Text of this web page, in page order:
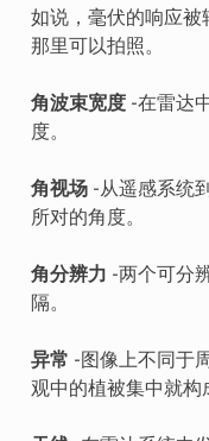
如说，毫伏的响应被
那里可以拍照。
角波束宽度-在雷达
度。
角视场-从遥感系统
所对的角度。
角分辨力 -两个可分
隔。
异常 -图像上不同于
观中的植被集中就构